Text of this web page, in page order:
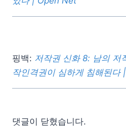
핑백: 저작권 신화 8: 남의 저
작인격권이 심하게 침해된다
댓글이 닫혔습니다.